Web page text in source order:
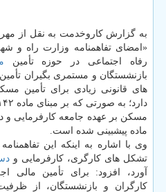
به گزارش كاروخدمت به نقل از
«امضای تفاهمنامه وزارت راه و
رفاه اجتماعی در حوزه تأمین
بازنشستگان و مستمری بگیران
های قانونی زیادی برای تأمین
مسكن بر عهده جامعه كارفرمایی و
ماده پیشبینی شده است.
وی با اشاره به اینكه این
تشكل های كارگری، كارفرمایی و
آورد، افزود: برای تأمین مالی
كارگران و بازنشستگان، از